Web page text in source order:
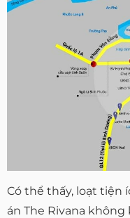
Có thể thấy, loạt tiện
án The Rivana